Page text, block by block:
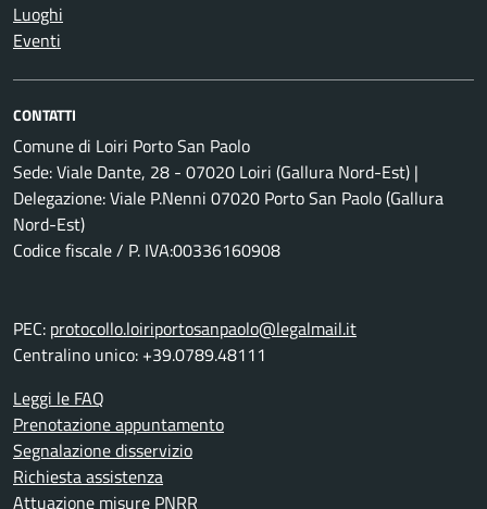
Luoghi
Eventi
CONTATTI
Comune di Loiri Porto San Paolo
Sede: Viale Dante, 28 - 07020 Loiri (Gallura Nord-Est) |
Delegazione: Viale P.Nenni 07020 Porto San Paolo (Gallura
Nord-Est)
Codice fiscale / P. IVA:00336160908
PEC: protocollo.loiriportosanpaolo@legalmail.it
Centralino unico: +39.0789.48111
Leggi le FAQ
Prenotazione appuntamento
Segnalazione disservizio
Richiesta assistenza
Attuazione misure PNRR